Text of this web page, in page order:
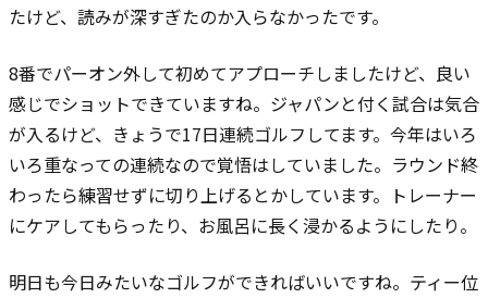
たけど、読みが深すぎたのか入らなかったです。
8番でパーオン外して初めてアプローチしましたけど、良い
感じでショットできていますね。ジャパンと付く試合は気合
が入るけど、きょうで17日連続ゴルフしてます。今年はいろ
いろ重なっての連続なので覚悟はしていました。ラウンド終
わったら練習せずに切り上げるとかしています。トレーナー
にケアしてもらったり、お風呂に長く浸かるようにしたり。
明日も今日みたいなゴルフができればいいですね。ティー位